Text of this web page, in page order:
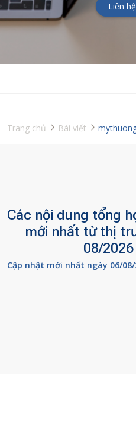
Liên
Trang chủ Bài viết
Các nội dung tổng
mới nhất từ thị
08/
Cập nhật mới nhất ngày 06/